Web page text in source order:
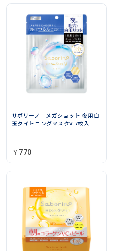
サボリーノ メガショット 夜用白
玉タイトニングマスクV 7枚入
￥770